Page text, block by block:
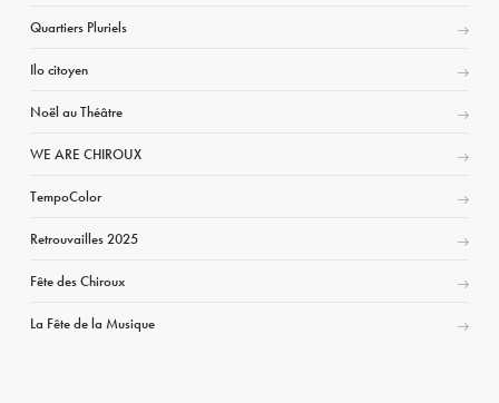
Quartiers Pluriels
Ilo citoyen
Noël au Théâtre
WE ARE CHIROUX
TempoColor
Retrouvailles 2025
Fête des Chiroux
La Fête de la Musique